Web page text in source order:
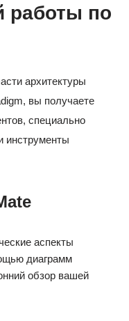
работы по
архитектуры
вы получаете
специально
инструменты
аспекты
диаграмм
обзор вашей